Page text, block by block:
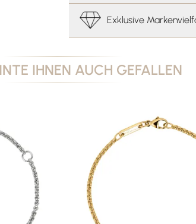
Exklusive
IHNEN AUCH GEFALLEN